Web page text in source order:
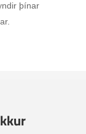
þínar